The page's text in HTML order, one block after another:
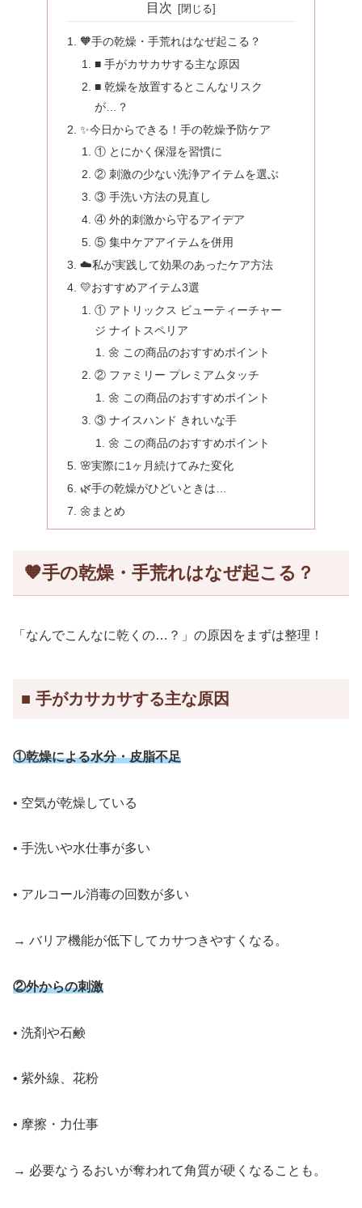
目次
🧡手の乾燥・手荒れはなぜ起こる？
■ 手がカサカサする主な原因
■ 乾燥を放置するとこんなリスク
が…？
✨今日からできる！手の乾燥予防ケア
① とにかく保湿を習慣に
② 刺激の少ない洗浄アイテムを選ぶ
③ 手洗い方法の見直し
④ 外的刺激から守るアイデア
⑤ 集中ケアアイテムを併用
☁️私が実践して効果のあったケア方法
💛おすすめアイテム3選
① アトリックス ビューティーチャー
ジ ナイトスペリア
🌼 この商品のおすすめポイント
② ファミリー プレミアムタッチ
🌼 この商品のおすすめポイント
③ ナイスハンド きれいな手
🌼 この商品のおすすめポイント
🌸実際に1ヶ月続けてみた変化
🌿手の乾燥がひどいときは…
🌼まとめ
🧡手の乾燥・手荒れはなぜ起こる？
「なんでこんなに乾くの…？」の原因をまずは整理！
■ 手がカサカサする主な原因
①乾燥による水分・皮脂不足
• 空気が乾燥している
• 手洗いや水仕事が多い
• アルコール消毒の回数が多い
→ バリア機能が低下してカサつきやすくなる。
②外からの刺激
• 洗剤や石鹸
• 紫外線、花粉
• 摩擦・力仕事
→ 必要なうるおいが奪われて角質が硬くなることも。